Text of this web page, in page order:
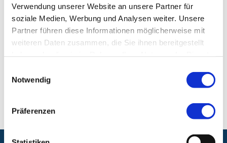
Verwendung unserer Website an unsere Partner für
soziale Medien, Werbung und Analysen weiter. Unsere
Partner führen diese Informationen möglicherweise mit
weiteren Daten zusammen, die Sie ihnen bereitgestellt
Notwendig
Präferenzen
Prof.-Ernst-Nathan-Str. 1
90419 Nürnberg
E-Mail: pneumologie@klinikum-nuernberg.de
Telefon: +49 (0) 911 398-2674